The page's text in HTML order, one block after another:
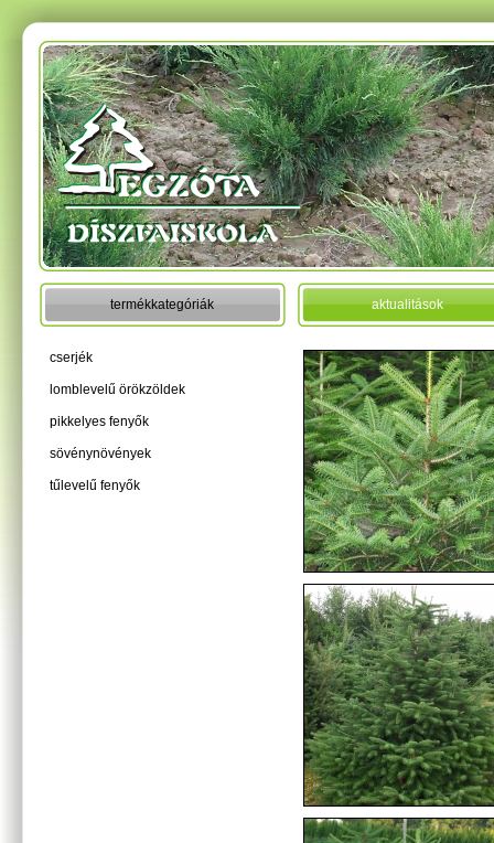
termékkategóriák
cserjék
lomblevelű örökzöldek
pikkelyes fenyők
sövénynövények
tűlevelű fenyők
aktualitások